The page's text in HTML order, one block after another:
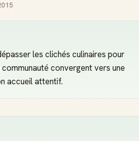
les clichés culinaires pour
convergent vers une
accueil attentif.